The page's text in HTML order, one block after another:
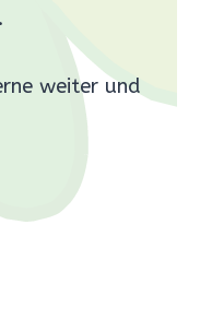
weiter und